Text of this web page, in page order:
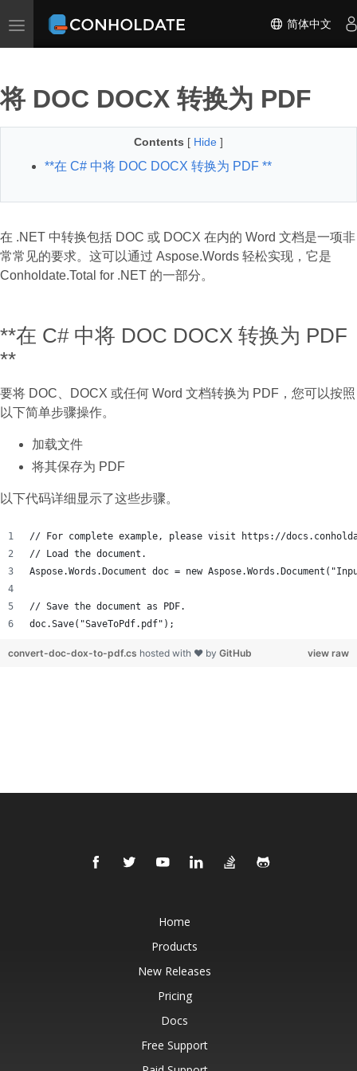
Toggle navigation 简体中文
将 DOC DOCX 转换为 PDF
Contents [ Hide ]
**在 C# 中将 DOC DOCX 转换为 PDF **
在 .NET 中转换包括 DOC 或 DOCX 在内的 Word 文档是一项非
常常见的要求。这可以通过 Aspose.Words 轻松实现，它是
Conholdate.Total for .NET 的一部分。
**在 C# 中将 DOC DOCX 转换为 PDF
**
要将 DOC、DOCX 或任何 Word 文档转换为 PDF，您可以按照
以下简单步骤操作。
加载文件
将其保存为 PDF
以下代码详细显示了这些步骤。
// For complete example, please visit https://
// Load the document.
Aspose.Words.Document doc = new
// Save the document as PDF.
doc.Save("SaveToPdf.pdf");
view raw
convert-doc-dox-to-pdf.cs hosted with ❤ by GitHub
Home
Products
New Releases
Pricing
Docs
Free Support